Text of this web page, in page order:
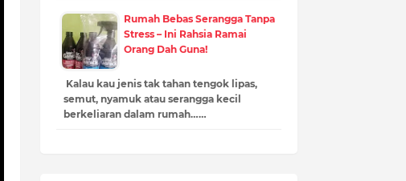
Rumah Bebas Serangga Tanpa
Stress – Ini Rahsia Ramai
Orang Dah Guna!
Kalau kau jenis tak tahan tengok lipas,
semut, nyamuk atau serangga kecil
berkeliaran dalam rumah……